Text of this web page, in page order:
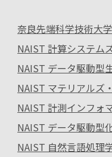
奈良先端科学技術大
NAIST 計算システム
NAIST データ駆動型
NAIST マテリアルズ
NAIST 計測インフォ
NAIST データ駆動型
NAIST 自然言語処理